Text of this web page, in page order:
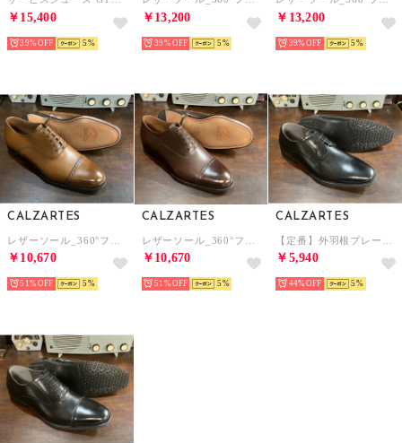
￥15,400
39% 5
￥13,200
39% 5
￥13,200
39% 5
CALZARTES
￥10,670
51% 5
CALZARTES
￥10,670
51% 5
CALZARTES
￥5,940
44% 5